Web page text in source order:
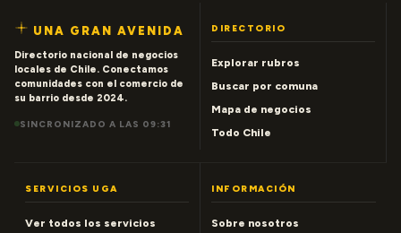
UNA GRAN AVENIDA
Directorio nacional de negocios
locales de Chile. Conectamos
comunidades con el comercio de
su barrio desde 2024.
SINCRONIZADO A LAS 09:31
DIRECTORIO
Explorar rubros
Buscar por comuna
Mapa de negocios
Todo Chile
SERVICIOS UGA
Ver todos los servicios
INFORMACIÓN
Sobre nosotros